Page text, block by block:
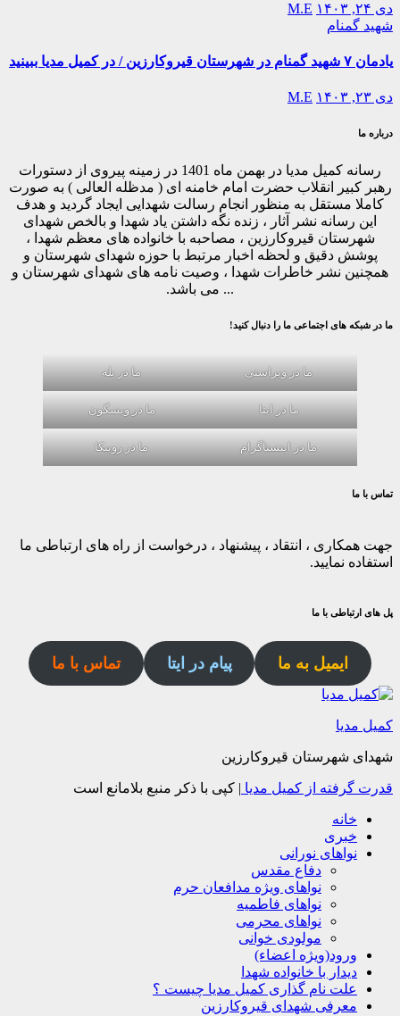
دی ۲۴, ۱۴۰۳
M.E
شهید گمنام
یادمان ۷ شهید گمنام در شهرستان قیروکارزین / در کمیل مدیا ببینید
دی ۲۳, ۱۴۰۳ M.E
درباره ما
رسانه کمیل مدیا در بهمن ماه 1401 در زمینه پیروی از دستورات
رهبر کبیر انقلاب حضرت امام خامنه ای ( مدظله العالی ) به صورت
کاملا مستقل به منظور انجام رسالت شهدایی ایجاد گردید و هدف
این رسانه نشر آثار ، زنده نگه داشتن یاد شهدا و بالخص شهدای
شهرستان قیروکارزین ، مصاحبه با خانواده های معظم شهدا ،
پوشش دقیق و لحظه اخبار مرتبط با حوزه شهدای شهرستان و
همچنین نشر خاطرات شهدا ، وصیت نامه های شهدای شهرستان و
... می باشد.
ما در شبکه های اجتماعی ما را دنبال کنید!
ما در ویراستی ما در بله
ما در ایتا ما در ویسگون
ما در اینستاگرام ما در روبیکا
تماس با ما
جهت همکاری ، انتقاد ، پیشنهاد ، درخواست از راه های ارتباطی ما
استفاده نمایید.
پل های ارتباطی با ما
ایمیل به ما پیام در ایتا تماس با ما
کمیل مدیا
شهدای شهرستان قیروکارزین
قدرت گرفته از کمیل مدیا | کپی با ذکر منبع بلامانع است
خانه
خبری
نواهای نورانی
دفاع مقدس
نواهای ویژه مدافعان حرم
نواهای فاطمیه
نواهای محرمی
مولودی خوانی
ورود(ویژه اعضاء)
دیدار با خانواده شهدا
علت نام گذاری کمیل مدیا چیست ؟
معرفی شهدای قیروکارزین